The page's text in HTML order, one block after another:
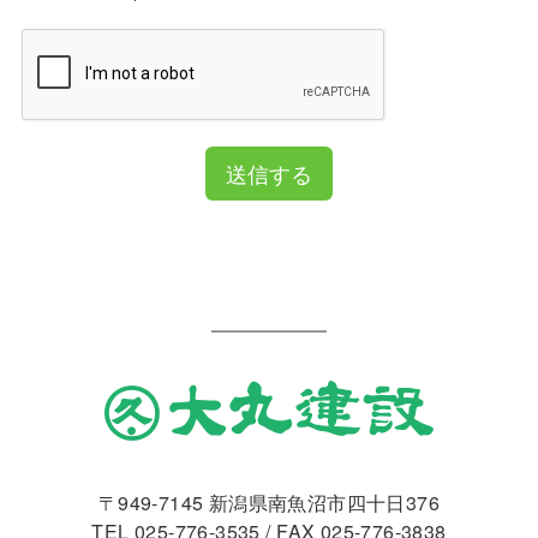
送信する
〒949-7145 新潟県南魚沼市四十日376
TEL025-776-3535 / FAX 025-776-3838